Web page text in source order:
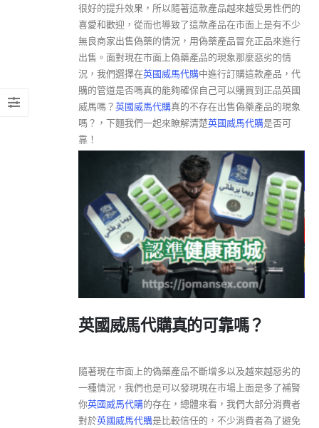
很好的提升效果，所以隨著這款產品越來越受男性們的
喜愛和歡迎，從而也導致了這款產品在市面上是有不少
無良商家出售偽藥的情況，用偽藥產品冒充正品來進行
出售。面對現在市面上偽藥產品的現象那麼惡劣的情
況，我們選擇在英國威馬代購中進行訂購這款產品，代
購的管道是否嗎真的能夠確保自己可以購買到正品英國
威馬嗎？英國威馬代購真的不存在出售偽藥產品的現象
嗎？，下麵我們一起來瞭解清楚英國威馬代購是否可
靠！
英國威馬代購真的可靠嗎？
隨著現在市面上的偽藥產品不斷增多以及越來越惡劣的
一種情況，我們也是可以發現現在市場上面是多了補腎
你英國威馬代購的存在，總體來看，我們大部分消費者
對於英國威馬代購是比較信任的，不少消費者為了避免